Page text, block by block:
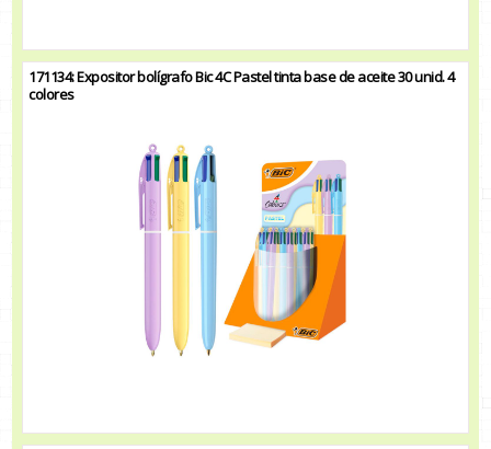
171134: Expositor bolígrafo Bic 4C Pastel tinta base de aceite 30 unid. 4
colores